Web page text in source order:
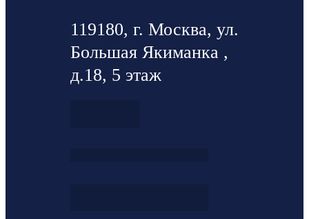
119180, г. Москва, ул.
Большая Якиманка ,
д.18, 5 этаж